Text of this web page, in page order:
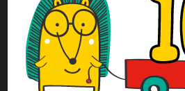
Раскраски
Каталог